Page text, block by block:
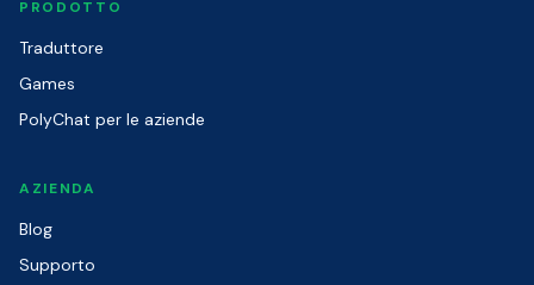
PRODOTTO
Traduttore
Games
PolyChat per le aziende
AZIENDA
Blog
Supporto